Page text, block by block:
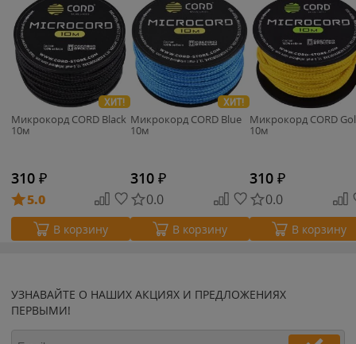
ХИТ!
Микрокорд CORD Black
10м
310 ₽
5.0
В корзину
ХИТ!
Микрокорд CORD Blue
10м
310 ₽
0.0
В корзину
Микрокорд CORD
10м
310 ₽
0.0
В корзину
УЗНАВАЙТЕ О НАШИХ АКЦИЯХ И ПРЕДЛОЖЕНИЯХ
ПЕРВЫМИ!